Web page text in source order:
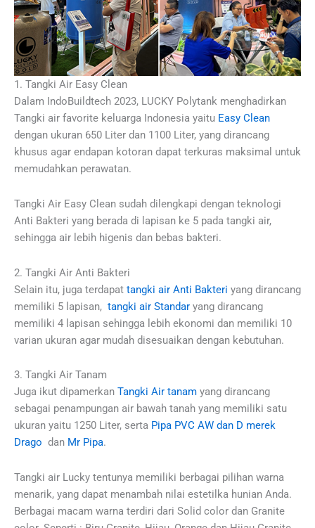
1. Tangki Air Easy Clean
Dalam IndoBuildtech 2023, LUCKY Polytank menghadirkan
Tangki air favorite keluarga Indonesia yaitu Easy Clean
dengan ukuran 650 Liter dan 1100 Liter, yang dirancang
khusus agar endapan kotoran dapat terkuras maksimal untuk
memudahkan perawatan.
Tangki Air Easy Clean sudah dilengkapi dengan teknologi
Anti Bakteri yang berada di lapisan ke 5 pada tangki air,
sehingga air lebih higenis dan bebas bakteri.
2. Tangki Air Anti Bakteri
Selain itu, juga terdapat tangki air Anti Bakteri yang dirancang
memiliki 5 lapisan, tangki air Standar yang dirancang
memiliki 4 lapisan sehingga lebih ekonomi dan memiliki 10
varian ukuran agar mudah disesuaikan dengan kebutuhan.
3. Tangki Air Tanam
Juga ikut dipamerkan Tangki Air tanam yang dirancang
sebagai penampungan air bawah tanah yang memiliki satu
ukuran yaitu 1250 Liter, serta Pipa PVC AW dan D merek
Drago dan Mr Pipa.
Tangki air Lucky tentunya memiliki berbagai pilihan warna
menarik, yang dapat menambah nilai estetilka hunian Anda.
Berbagai macam warna terdiri dari Solid color dan Granite